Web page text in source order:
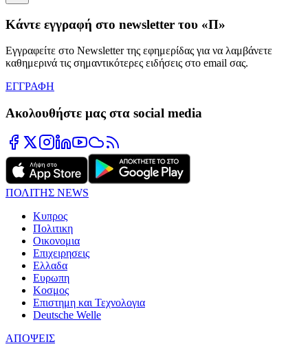
Κάντε εγγραφή στο newsletter του «Π»
Εγγραφείτε στο Newsletter της εφημερίδας για να λαμβάνετε
καθημερινά τις σημαντικότερες ειδήσεις στο email σας.
ΕΓΓΡΑΦΗ
Ακολουθήστε μας στα social media
ΠΟΛΙΤΗΣ NEWS
Κυπρος
Πολιτικη
Οικονομια
Επιχειρησεις
Ελλαδα
Ευρωπη
Κοσμος
Επιστημη και Τεχνολογια
Deutsche Welle
ΑΠΟΨΕΙΣ